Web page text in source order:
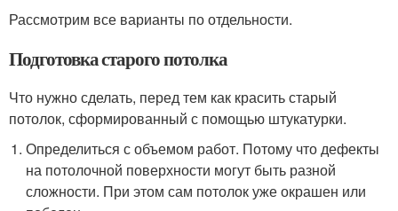
Рассмотрим все варианты по отдельности.
Подготовка старого потолка
Что нужно сделать, перед тем как красить старый
потолок, сформированный с помощью штукатурки.
Определиться с объемом работ. Потому что дефекты
на потолочной поверхности могут быть разной
сложности. При этом сам потолок уже окрашен или